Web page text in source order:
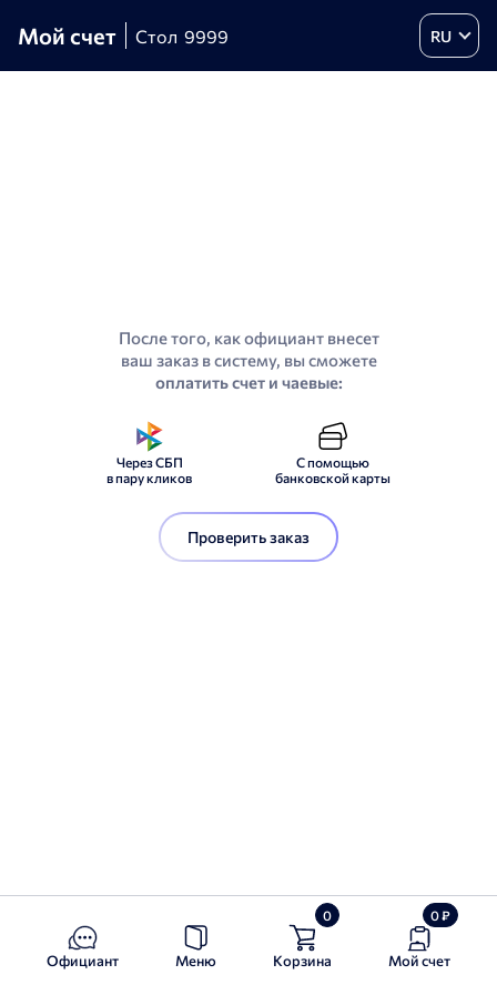
Мой счет Стол 9999 RU
После того, как официант внесет
ваш заказ в систему, вы сможете
оплатить счет и чаевые:
Через СБП
в пару кликов
С помощью
банковской карты
Проверить заказ
Официант Меню
0
Корзина
0₽
Мой счет